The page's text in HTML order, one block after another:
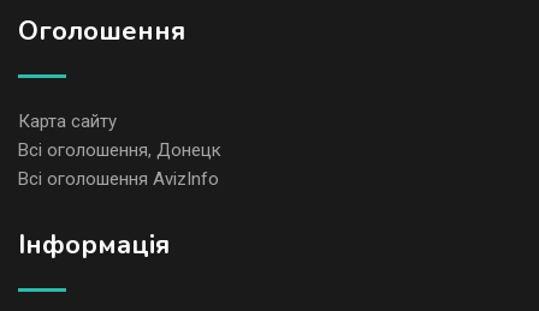
Оголошення
Карта сайту
Всі оголошення, Донецк
Всі оголошення AvizInfo
Iнформація